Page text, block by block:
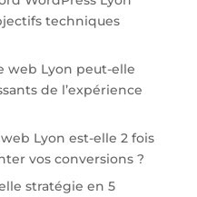
techniques
web Lyon peut-elle
de l’expérience
Lyon est-elle 2 fois
vos conversions ?
stratégie en 5